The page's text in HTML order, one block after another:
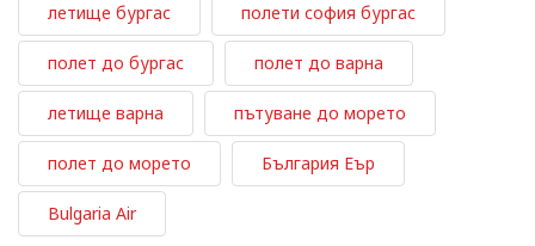
летище бургас полети софия бургас
полет до бургас полет до варна
летище варна пътуване до морето
полет до морето България Еър
Bulgaria Air